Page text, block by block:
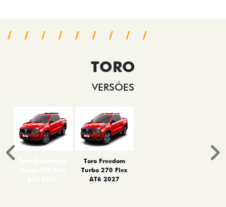
TORO
VERSÕES
Toro Freedom
Turbo 270 Flex
AT6 2027
Anterior